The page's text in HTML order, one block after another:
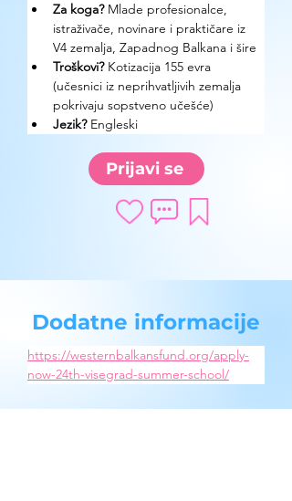
Za koga? Mlade profesionalce,
istraživače, novinare i praktičare iz
V4 zemalja, Zapadnog Balkana i šire
Troškovi? Kotizacija 155 evra
(učesnici iz neprihvatljivih zemalja
pokrivaju sopstveno učešće)
Jezik? Engleski
Prijavi se
Dodatne informacije
https://westernbalkansfund.org/apply-
now-24th-visegrad-summer-school/